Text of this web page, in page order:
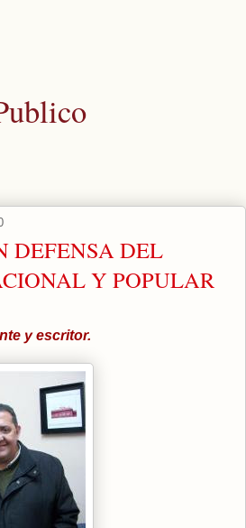
DEFENSA DEL
Y POPULAR
y escritor.